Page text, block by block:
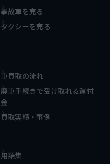
事故車を売る
タクシーを売る
車買取の流れ
廃車手続きで受け取れる還付
金
買取実績・事例
用語集